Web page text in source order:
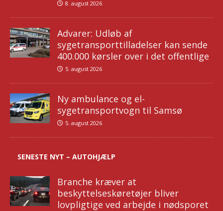
8. august 2026
Advarer: Udløb af
sygetransporttilladelser kan sende
400.000 kørsler over i det offentlige
5. august 2026
Ny ambulance og el-
sygetransportvogn til Samsø
5. august 2026
SENESTE NYT – AUTOHJÆLP
Branche kræver at
beskyttelseskøretøjer bliver
lovpligtige ved arbejde i nødsporet